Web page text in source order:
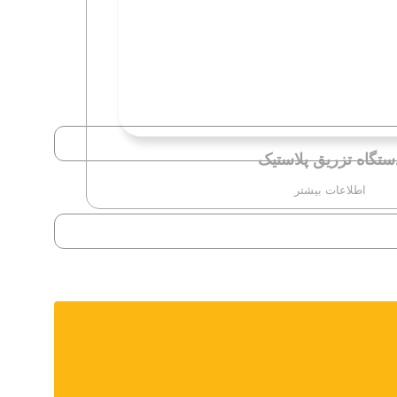
تزریق پلاستیک
اطلاعات بیشتر